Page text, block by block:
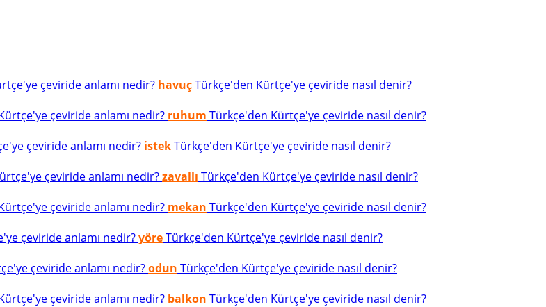
çeviride anlamı nedir? havuçTürkçe'den Kürtçe'ye çeviride nasıl denir?
çeviride anlamı nedir? ruhum Türkçe'den Kürtçe'ye çeviride nasıl denir?
çeviride anlamı nedir? istekTürkçe'den Kürtçe'ye çeviride nasıl denir?
çeviride anlamı nedir?zavallı Türkçe'den Kürtçe'ye çeviride nasıl denir?
çeviride anlamı nedir? mekan Türkçe'den Kürtçe'ye çeviride nasıl denir?
çeviride anlamı nedir?yöreTürkçe'den Kürtçe'ye çeviride nasıl denir?
çeviride anlamı nedir?odun Türkçe'den Kürtçe'ye çeviride nasıl denir?
çeviride anlamı nedir? balkon Türkçe'den Kürtçe'ye çeviride nasıl denir?